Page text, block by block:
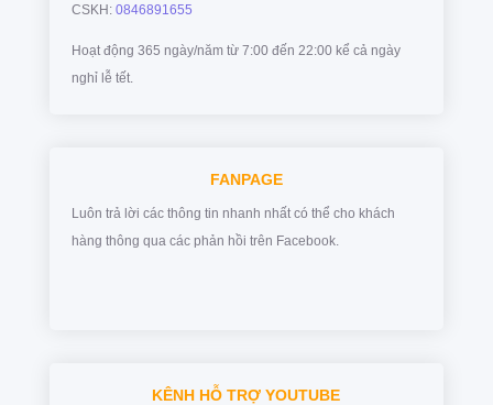
CSKH: 0846891655
Hoạt động 365 ngày/năm từ 7:00 đến 22:00 kể cả ngày
nghỉ lễ tết.
FANPAGE
Luôn trả lời các thông tin nhanh nhất có thể cho khách
hàng thông qua các phản hồi trên Facebook.
KÊNH HỖ TRỢ YOUTUBE